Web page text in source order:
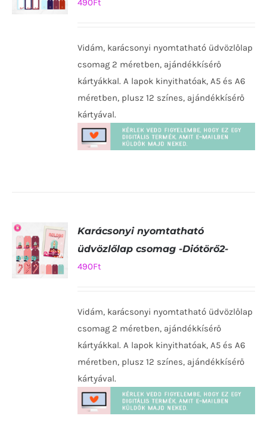
490Ft
Vidám, karácsonyi nyomtatható üdvözlőlap
csomag 2 méretben, ajándékkísérő
kártyákkal. A lapok kinyithatóak, A5 és A6
méretben, plusz 12 színes, ajándékkísérő
kártyával.
Karácsonyi nyomtatható
üdvözlőlap csomag -Diótörő2-
490Ft
Vidám, karácsonyi nyomtatható üdvözlőlap
csomag 2 méretben, ajándékkísérő
kártyákkal. A lapok kinyithatóak, A5 és A6
méretben, plusz 12 színes, ajándékkísérő
kártyával.